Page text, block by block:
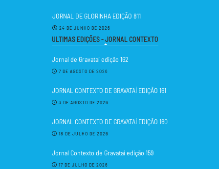
JORNAL DE GLORINHA EDIÇÃO 811
24 DE JUNHO DE 2026
ULTIMAS EDIÇÕES - JORNAL CONTEXTO
Jornal de Gravataí edição 162
7 DE AGOSTO DE 2026
JORNAL CONTEXTO DE GRAVATAÍ EDIÇÃO 161
3 DE AGOSTO DE 2026
JORNAL CONTEXTO DE GRAVATAÍ EDIÇÃO 160
18 DE JULHO DE 2026
Jornal Contexto de Gravataí edição 159
17 DE JULHO DE 2026